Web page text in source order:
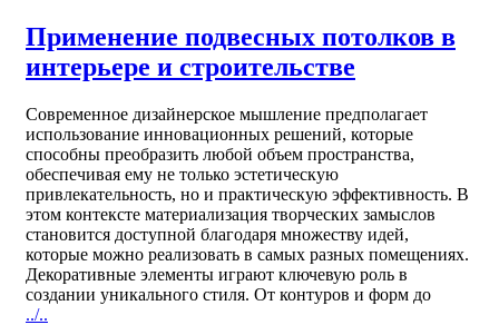
Применение подвесных потолков в
интерьере и строительстве
Современное дизайнерское мышление предполагает
использование инновационных решений, которые
способны преобразить любой объем пространства,
обеспечивая ему не только эстетическую
привлекательность, но и практическую эффективность. В
этом контексте материализация творческих замыслов
становится доступной благодаря множеству идей,
которые можно реализовать в самых разных помещениях.
Декоративные элементы играют ключевую роль в
создании уникального стиля. От контуров и форм до
../..